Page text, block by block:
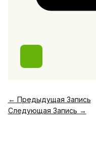
← Предыдущая Запись
Следующая Запись →